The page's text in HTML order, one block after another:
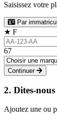
Saisissez votre
Par
★ F
67
Continuer
2. Dites-
Ajoutez une ou